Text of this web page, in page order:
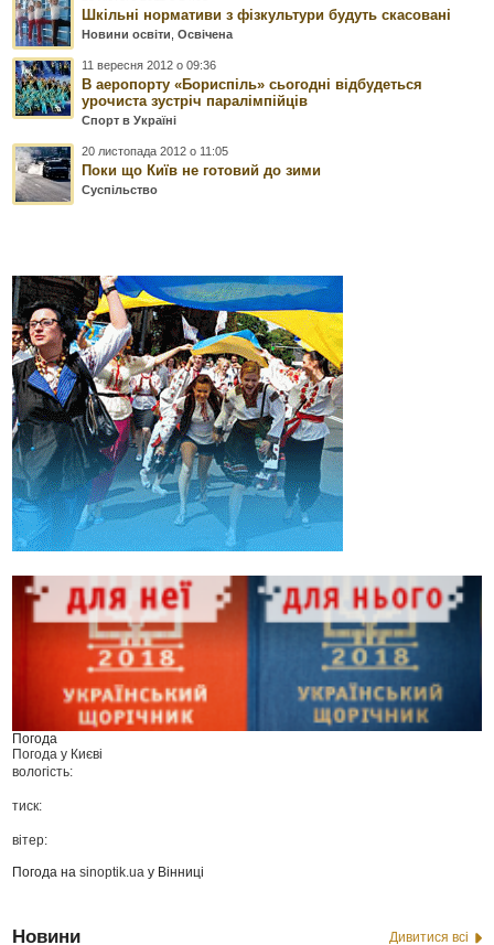
Шкільні нормативи з фізкультури будуть скасовані
Новини освіти ,Освічена
11 вересня 2012 о 09:36
В аеропорту «Бориспіль» сьогодні відбудеться
урочиста зустріч паралімпійців
Спорт в Україні
20 листопада 2012 о 11:05
Поки що Київ не готовий до зими
Суспільство
Погода
Погода у Києві
вологість:
тиск:
вітер:
Погода наsinoptik.ua у Вінниці
Новини Дивитися всі